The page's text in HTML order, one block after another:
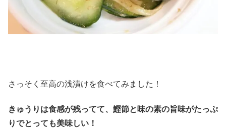
さっそく至高の浅漬けを食べてみました！
きゅうりは食感が残ってて、鰹節と味の素の旨味がたっぷ
りでとっても美味しい！